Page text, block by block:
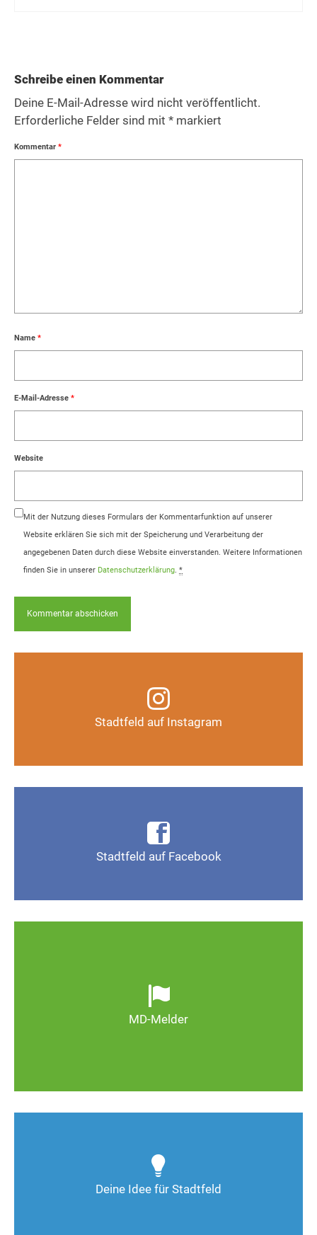
Schreibe einen Kommentar
Deine E-Mail-Adresse wird nicht veröffentlicht.
Erforderliche Felder sind mit * markiert
Kommentar *
Name *
E-Mail-Adresse *
Website
Mit der Nutzung dieses Formulars der Kommentarfunktion auf unserer
Website erklären Sie sich mit der Speicherung und Verarbeitung der
angegebenen Daten durch diese Website einverstanden. Weitere Informationen
finden Sie in unserer Datenschutzerklärung. *
Stadtfeld auf Instagram
Instagram-Kanal
Auf Instagram folgen
Stadtfeld auf Facebook
Seite Magdeburg-Stadtfeld
MD-Melder
wild entsorgter Müll. Melden Sie Mängel, damit
Magdeburg schöner und lebenswerter wird.
Deine Idee für Stadtfeld
Deine Ideen sind gefragt!